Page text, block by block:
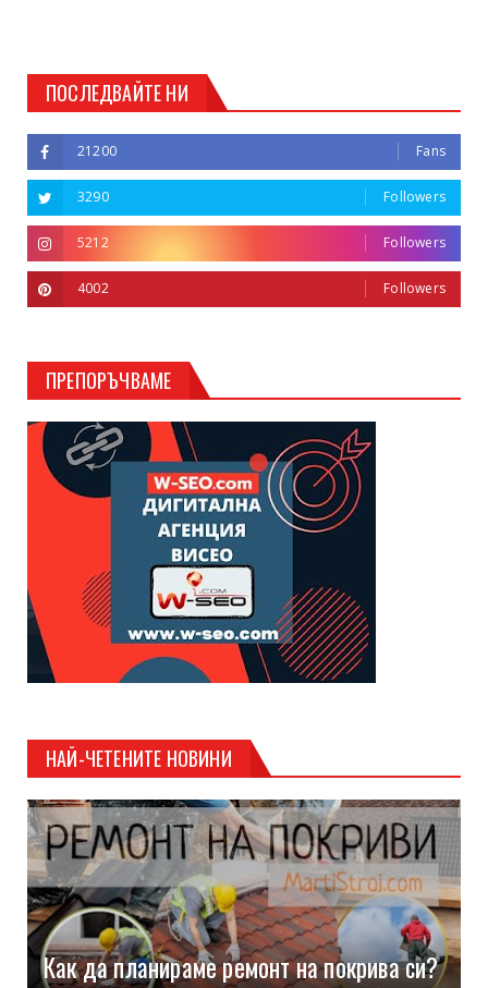
ПОСЛЕДВАЙТЕ НИ
21200 Fans
3290 Followers
5212 Followers
4002 Followers
ПРЕПОРЪЧВАМЕ
НАЙ-ЧЕТЕНИТЕ НОВИНИ
Как да планираме ремонт на покрива си?